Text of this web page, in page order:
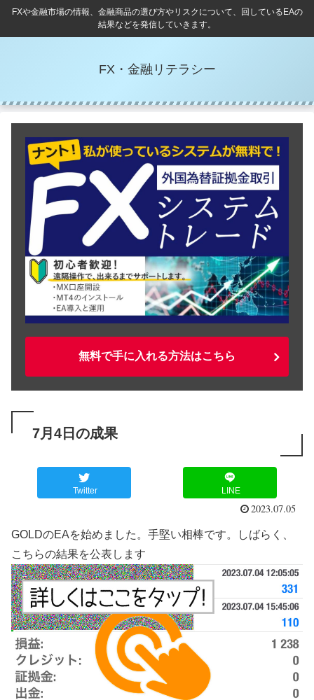
FXや金融市場の情報、金融商品の選び方やリスクについて、回しているEAの
結果などを発信していきます。
FX・金融リテラシー
無料で手に入れる方法はこちら
7月4日の成果
Twitter LINE
2023.07.05
GOLDのEAを始めました。手堅い相棒です。しばらく、
こちらの結果を公表します